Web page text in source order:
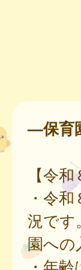
—保育
【令
・令
況です
園への